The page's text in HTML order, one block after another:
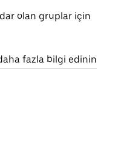
olan gruplar için
fazla bilgi edinin